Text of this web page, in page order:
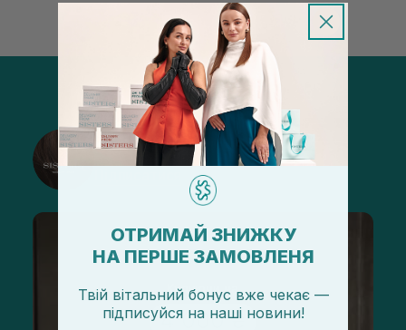
@sisters_stelmakh в Instagram
ОТРИМАЙ ЗНИЖКУ
НА ПЕРШЕ ЗАМОВЛЕНЯ
Твій вітальний бонус вже чекає —
підписуйся на наші новини!